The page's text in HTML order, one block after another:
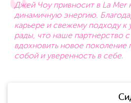
Джей Чоу привносит в La Mer
динамичную энергию.
карьере и свежему подходу к
рады, что наше партнерство
вдохновить новое поколение
собой и уверенность в себе.